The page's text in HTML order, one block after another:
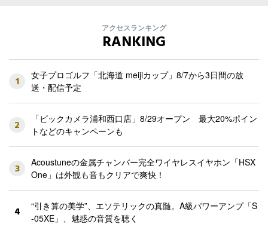
アクセスランキング
RANKING
1
女子プロゴルフ「北海道 meijiカップ」8/7から3日間の放
送・配信予定
2
「ビックカメラ浦和西口店」8/29オープン 最大20%ポイン
トなどのキャンペーンも
3
Acoustuneの金属チャンバー完全ワイヤレスイヤホン「HSX
One」は外観も音もクリアで爽快！
4
“引き算の美学”、エソテリックの真髄。A級パワーアンプ「S
-05XE」、魅惑の音質を聴く